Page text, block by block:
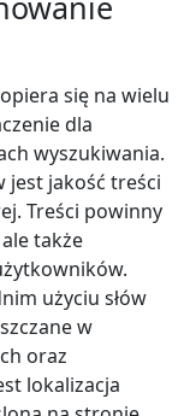
się na wielu
dla
wyszukiwania.
jest jakość treści
Treści powinny
także
użyciu słów
w
oraz
lokalizacja